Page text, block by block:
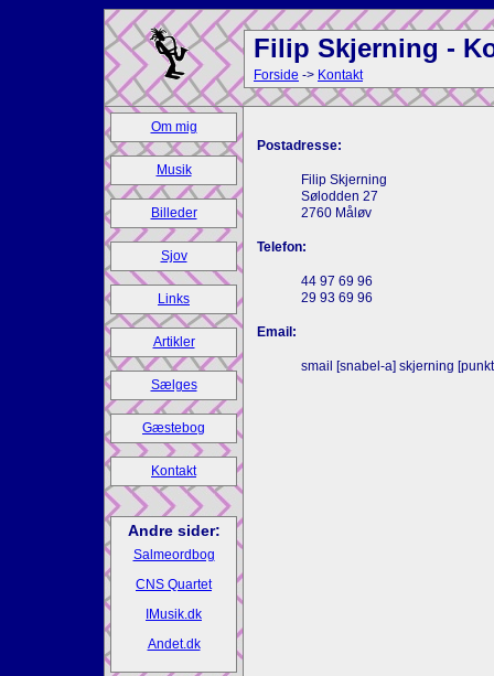
Filip Skjerning -
Forside -> Kontakt
Om mig
Musik
Billeder
Sjov
Links
Artikler
Sælges
Gæstebog
Kontakt
Andre sider:
Salmeordbog
CNS Quartet
IMusik.dk
Andet.dk
Postadresse:
Filip Skjerning
Sølodden 27
2760 Måløv
Telefon:
44 97 69 96
29 93 69 96
Email:
smail [snabel-a] skjerning